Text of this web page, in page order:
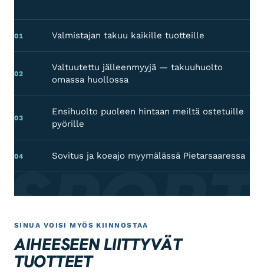
01 Valmistajan takuu kaikille tuotteille
02
Valtuutettu jälleenmyyjä — takuuhuolto
omassa huollossa
03
Ensihuolto puoleen hintaan meiltä ostetuille
pyörille
04 Sovitus ja koeajo myymälässä Pietarsaaressa
SINUA VOISI MYÖS KIINNOSTAA
AIHEESEEN LIITTYVÄT
TUOTTEET